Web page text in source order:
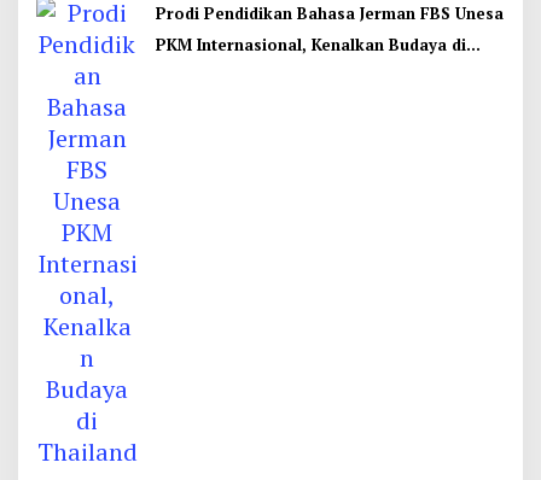
Prodi Pendidikan Bahasa Jerman FBS Unesa
PKM Internasional, Kenalkan Budaya di